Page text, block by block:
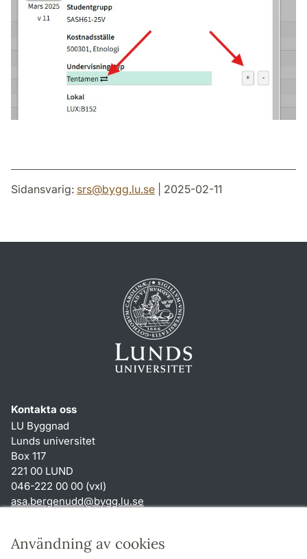
Användning av cookies
Sidansvarig: srs@bygg.lu.se | 2025-02-11
Kontakta oss
LU Byggnad
Lunds universitet
Box 117
221 00 LUND
046-222 00 00 (vxl)
asa.bergenudd@bygg.lu.se
Genvägar
Om webbplatsen och cookies